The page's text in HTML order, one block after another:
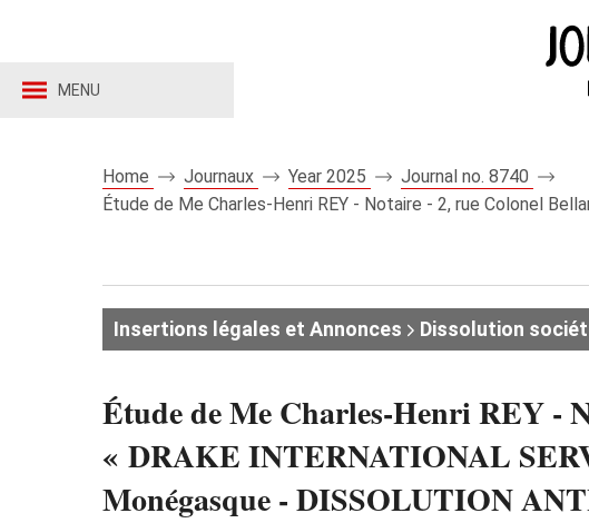
MENU
Home Journaux Year 2025
Journal no. 8740
Étude de Me Charles-Henri REY - Notaire - 2, rue Colonel
Insertions légales et Annonces Dissolution
Étude de Me Charles-Henri REY -
« DRAKE INTERNATIONAL
Monégasque - DISSOLUTION